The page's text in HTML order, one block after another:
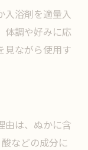
サポート
めるコツ
スタイム術
スを向上
入浴剤を適量入
体調や好みに応
見ながら使用す
由は、ぬかに含
などの成分に